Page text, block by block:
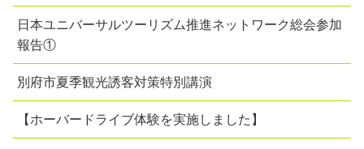
日本ユニバーサルツーリズム推進ネットワーク総会参加
報告①
別府市夏季観光誘客対策特別講演
【ホーバードライブ体験を実施しました】